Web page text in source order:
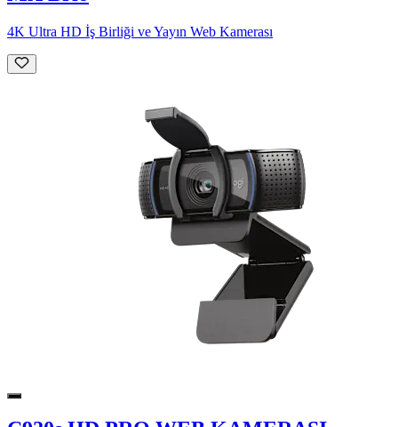
4K Ultra HD İş Birliği ve Yayın Web Kamerası